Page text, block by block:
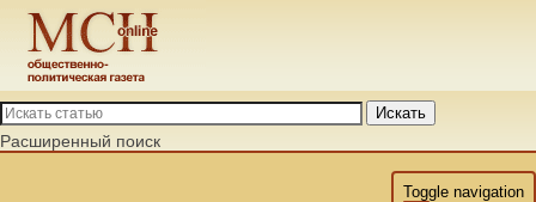
Искать
Расширенный поиск
Toggle navigation